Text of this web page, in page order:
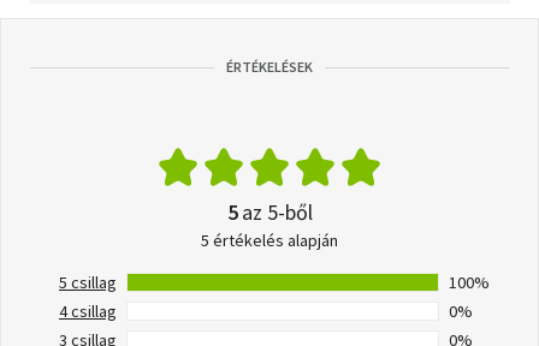
ÉRTÉKELÉSEK
5az 5-ből
5 értékelés alapján
5 csillag
100%
4 csillag
0%
3 csillag
0%